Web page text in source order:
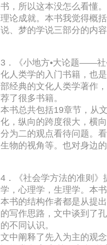
书，所以这本没怎么看懂
理论成就。本书我觉得概
说、梦的学说三部分的内
3．《小地方•大论题——社
化人类学的入门书籍，也
部经典的文化人类学著作
荐了很多书籍。
本书总共包括19章节，从
化，纵向的跨度很大，横
分为二的观点看待问题。
生物的视角等。也对身边
4．《社会学方法的准则
学，心理学，生理学。本
本书的结构作者都是从提
的写作思路，文中谈到了
的不同认识。
文中阐释了先入为主的观